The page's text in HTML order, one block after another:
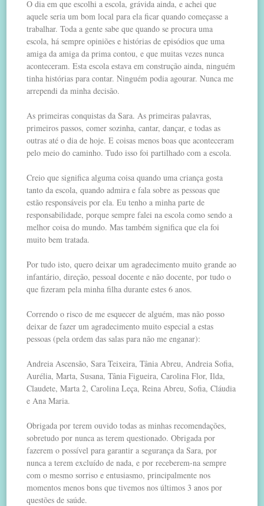
O dia em que escolhi a escola, grávida ainda, e achei que
aquele seria um bom local para ela ficar quando começasse a
trabalhar. Toda a gente sabe que quando se procura uma
escola, há sempre opiniões e histórias de episódios que uma
amiga da amiga da prima contou, e que muitas vezes nunca
aconteceram. Esta escola estava em construção ainda, ninguém
tinha histórias para contar. Ninguém podia agourar. Nunca me
arrependi da minha decisão.
As primeiras conquistas da Sara. As primeiras palavras,
primeiros passos, comer sozinha, cantar, dançar, e todas as
outras até o dia de hoje. E coisas menos boas que aconteceram
pelo meio do caminho. Tudo isso foi partilhado com a escola.
Creio que significa alguma coisa quando uma criança gosta
tanto da escola, quando admira e fala sobre as pessoas que
estão responsáveis por ela. Eu tenho a minha parte de
responsabilidade, porque sempre falei na escola como sendo a
melhor coisa do mundo. Mas também significa que ela foi
muito bem tratada.
Por tudo isto, quero deixar um agradecimento muito grande ao
infantário, direção, pessoal docente e não docente, por tudo o
que fizeram pela minha filha durante estes 6 anos.
Correndo o risco de me esquecer de alguém, mas não posso
deixar de fazer um agradecimento muito especial a estas
pessoas (pela ordem das salas para não me enganar):
Andreia Ascensão, Sara Teixeira, Tânia Abreu, Andreia Sofia,
Aurélia, Marta, Susana, Tânia Figueira, Carolina Flor, Ilda,
Claudete, Marta 2, Carolina Leça, Reina Abreu, Sofia, Cláudia
e Ana Maria.
Obrigada por terem ouvido todas as minhas recomendações,
sobretudo por nunca as terem questionado. Obrigada por
fazerem o possível para garantir a segurança da Sara, por
nunca a terem excluído de nada, e por receberem-na sempre
com o mesmo sorriso e entusiasmo, principalmente nos
momentos menos bons que tivemos nos últimos 3 anos por
questões de saúde.